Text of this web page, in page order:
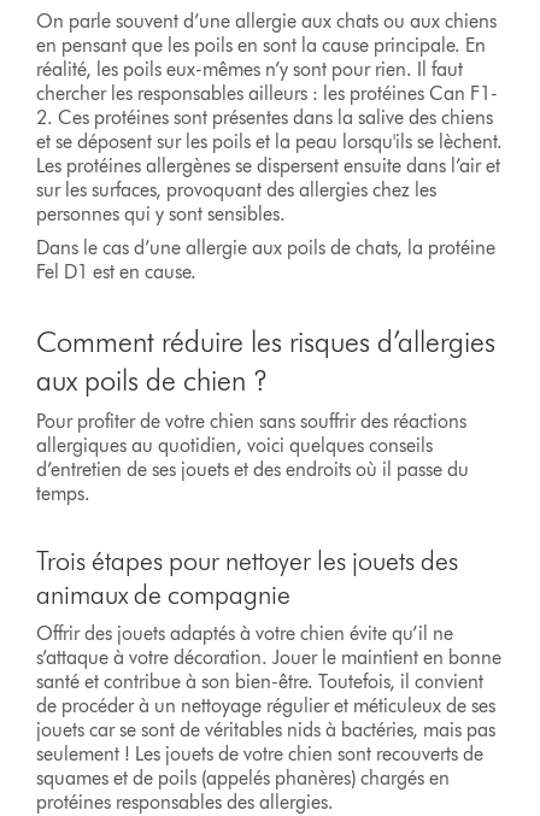
On parle souvent d’une allergie aux chats ou aux chiens
en pensant que les poils en sont la cause principale. En
réalité, les poils eux-mêmes n’y sont pour rien. Il faut
chercher les responsables ailleurs : les protéines Can F1-
2. Ces protéines sont présentes dans la salive des chiens
et se déposent sur les poils et la peau lorsqu'ils se lèchent.
Les protéines allergènes se dispersent ensuite dans l’air et
sur les surfaces, provoquant des allergies chez les
personnes qui y sont sensibles.
Dans le cas d’une allergie aux poils de chats, la protéine
Fel D1 est en cause.
Comment réduire les risques d’allergies
aux poils de chien ?
Pour profiter de votre chien sans souffrir des réactions
allergiques au quotidien, voici quelques conseils
d’entretien de ses jouets et des endroits où il passe du
temps.
Trois étapes pour nettoyer les jouets des
animaux de compagnie
Offrir des jouets adaptés à votre chien évite qu’il ne
s’attaque à votre décoration. Jouer le maintient en bonne
santé et contribue à son bien-être. Toutefois, il convient
de procéder à un nettoyage régulier et méticuleux de ses
jouets car se sont de véritables nids à bactéries, mais pas
seulement ! Les jouets de votre chien sont recouverts de
squames et de poils (appelés phanères) chargés en
protéines responsables des allergies.